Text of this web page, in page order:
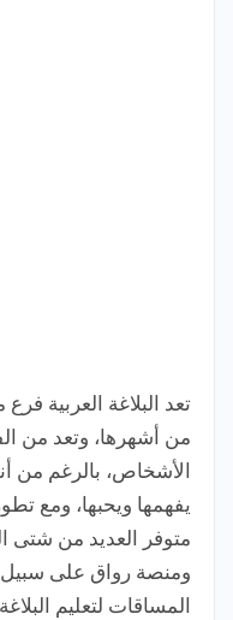
تعد البلاغة العربية
من أشهرها، وتعد من
الأشخاص، بالرغم من
يفهمها ويحبها، ومع
متوفر العديد من شتى
ومنصة رواق على سبيل
المساقات لتعليم